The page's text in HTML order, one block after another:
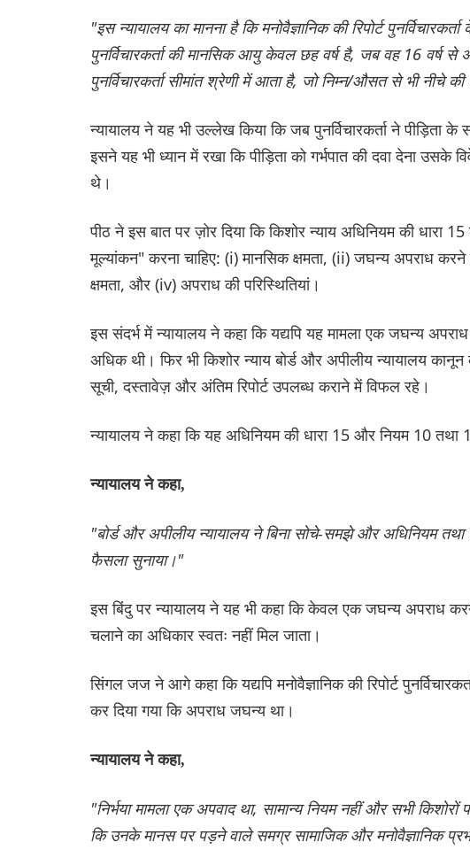
"इस न्यायालय का मानना है कि मनोवैज्ञानिक की रिपोर्ट
पुनर्विचारकर्ता की मानसिक आयु केवल छह वर्ष है, जब वह 16
पुनर्विचारकर्ता सीमांत श्रेणी में आता है, जो निम्न/औसत से भी नीचे
न्यायालय ने यह भी उल्लेख किया कि जब पुनर्विचारकर्ता ने
इसने यह भी ध्यान में रखा कि पीड़िता को गर्भपात की दवा देना उसके
थे।
पीठ ने इस बात पर ज़ोर दिया कि किशोर न्याय अधिनियम की धारा
मूल्यांकन" करना चाहिए: (i) मानसिक क्षमता, (ii) जघन्य अपराध
क्षमता, और (iv) अपराध की परिस्थितियां।
इस संदर्भ में न्यायालय ने कहा कि यद्यपि यह मामला एक जघन्य
अधिक थी। फिर भी किशोर न्याय बोर्ड और अपीलीय न्यायालय
सूची, दस्तावेज़ और अंतिम रिपोर्ट उपलब्ध कराने में विफल रहे।
न्यायालय ने कहा कि यह अधिनियम की धारा 15 और नियम 10 तथा
न्यायालय ने कहा,
"बोर्ड और अपीलीय न्यायालय ने बिना सोचे-समझे और अधिनियम
फैसला सुनाया।"
इस बिंदु पर न्यायालय ने यह भी कहा कि केवल एक जघन्य अपराध
चलाने का अधिकार स्वतः नहीं मिल जाता।
सिंगल जज ने आगे कहा कि यद्यपि मनोवैज्ञानिक की रिपोर्ट
कर दिया गया कि अपराध जघन्य था।
न्यायालय ने कहा,
"निर्भया मामला एक अपवाद था, सामान्य नियम नहीं और सभी
कि उनके मानस पर पड़ने वाले समग्र सामाजिक और मनोवैज्ञानिक